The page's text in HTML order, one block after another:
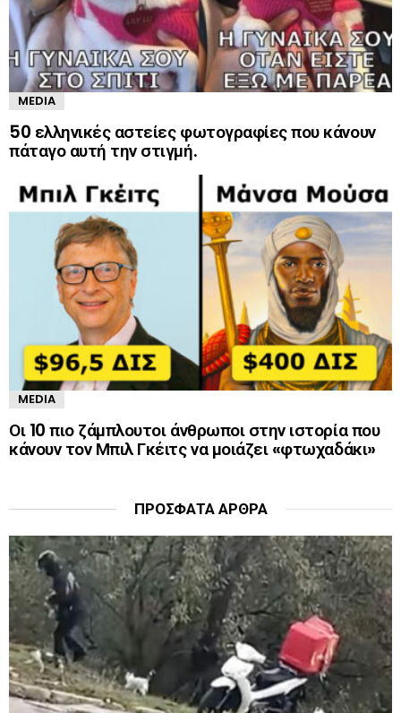
MEDIA
50 ελληνικές αστείες φωτογραφίες που κάνουν
πάταγο αυτή την στιγμή.
MEDIA
Οι 10 πιο ζάμπλουτοι άνθρωποι στην ιστορία που
κάνουν τον Μπιλ Γκέιτς να μοιάζει «φτωχαδάκι»
ΠΡΌΣΦΑΤΑ ΆΡΘΡΑ